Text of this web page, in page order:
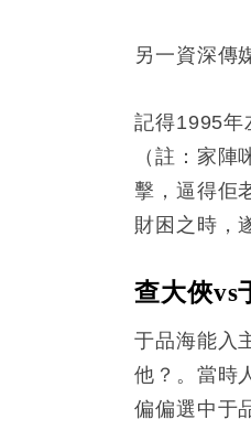
另一資深傳
記得1995年
（註：家
擊，逼得佢
財困之時，
查大俠vs
于品海能入
他？。當時
偏偏選中于